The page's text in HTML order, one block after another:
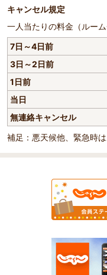
キャンセル規定
一人当たりの料金（ルー
7日～4日前
3日～2日前
1日前
当日
無連絡キャンセル
補足：悪天候他、緊急時